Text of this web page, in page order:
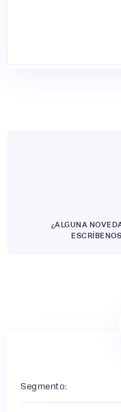
¿ALGUNA
Segmento: